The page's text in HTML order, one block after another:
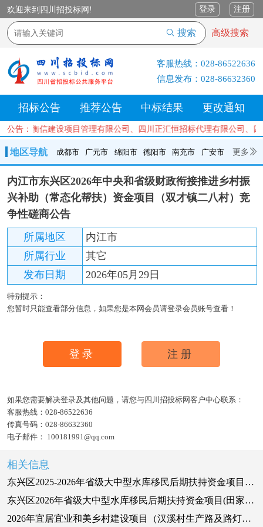
欢迎来到四川招投标网! 登录 注册
搜索 高级搜索
客服热线： 028-86522636
信息发布： 028-86632360
招标公告 推荐公告 中标结果 更改通知
公告：衡信建设项目管理有限公司、四川正汇恒招标代理有限公
地区导航 成都市 广元市 绵阳市 德阳市 南充市 广安市 更多
成都市 广元市 绵阳市 德阳市 南充市 广安市
遂宁市
内江市
乐山市 自贡市 泸州市 宜宾市 攀枝花
巴中市
达州市
资阳市
内江市东兴区2026年中央和省级财政衔接推进乡村振
兴补助（常态化帮扶）资金项目（双才镇二八村）竞
争性磋商公告
所属地区
内江市
所属行业
其它
发布日期
2026年05月29日
特别提示：
您暂时只能查看部分信息，如果您是本网会员请登录会员账号查看！
登录 注册
如果您需要解决登录及其他问题，请您与四川招投标网客户中心联系：
客服热线： 028-86522636
传真号码： 028-86632360
电子邮件： 100181991@qq.com
相关信息
东兴区2025-2026年省级大中型水库移民后期扶持资金项目(田家镇天堂村) 成交结果公告
东兴区2026年省级大中型水库移民后期扶持资金项目(田家镇余家湾村) 成交结果公告
2026年宜居宜业和美乡村建设项目（汉溪村生产路及路灯工程）谈判邀请公告